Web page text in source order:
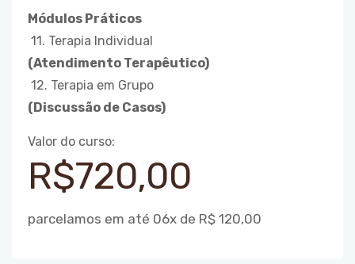
Módulos Práticos
11. Terapia Individual
(Atendimento Terapêutico)
12. Terapia em Grupo
(Discussão de Casos)
Valor do curso:
R$720,00
parcelamos em até 06x de R$ 120,00